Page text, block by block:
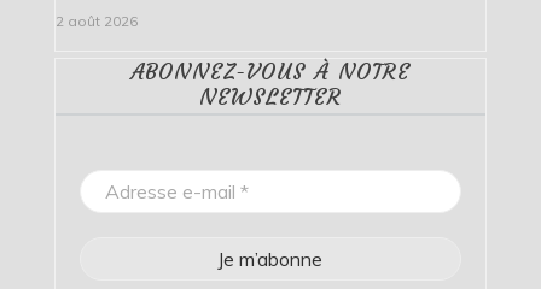
2 août 2026
ABONNEZ-VOUS À NOTRE
NEWSLETTER